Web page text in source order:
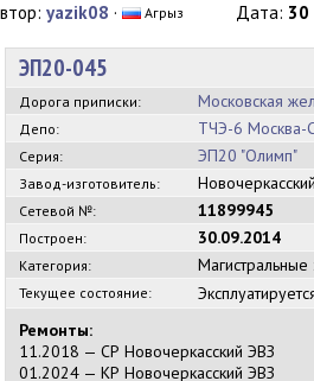
yazik08 · Агрыз Дата: 30
ЭП20-045
Дорога приписки: Московская
Депо: ТЧЭ-6 Москва-
Серия: ЭП20 "Олимп"
Завод-изготовитель:
Сетевой №:
11899945
Построен: 30.09.2014
Категория: Магистральные
Текущее состояние:
Ремонты:
11.2018 — СР Новочеркасский ЭВЗ
01.2024 — КР Новочеркасский ЭВЗ